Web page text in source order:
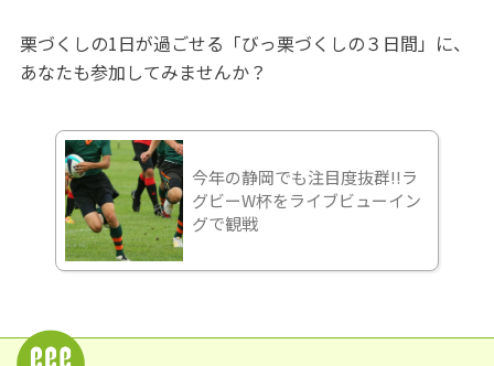
栗づくしの1日が過ごせる「びっ栗づくしの３日間」に、
あなたも参加してみませんか？
今年の静岡でも注目度抜群!!ラ
グビーW杯をライブビューイン
グで観戦